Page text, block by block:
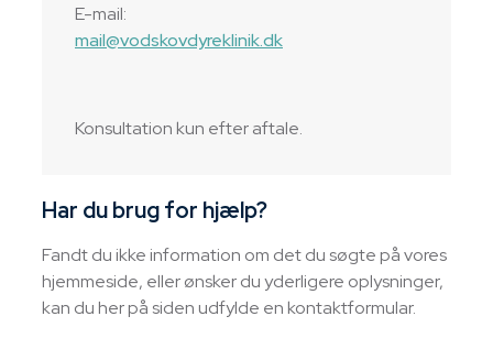
E-mail:
mail@vodskovdyreklinik.dk
Konsultation kun efter aftale.​
Har du brug for hjælp?​​
Fandt du ikke information om det du søgte på vores
hjemmeside, eller ønsker du yderligere oplysninger,
kan du her på siden udfylde en kontaktformular.